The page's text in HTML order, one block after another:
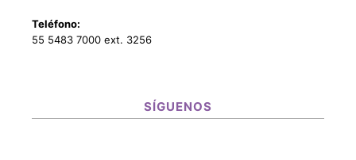
Teléfono:
55 5483 7000 ext. 3256
SÍGUENOS